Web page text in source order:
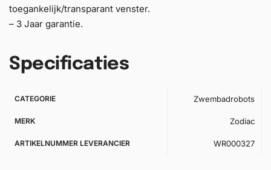
toegankelijk/transparant venster.
– 3 Jaar garantie.
Specificaties
CATEGORIE Zwembadrobots
MERK Zodiac
ARTIKELNUMMER LEVERANCIER WR000327